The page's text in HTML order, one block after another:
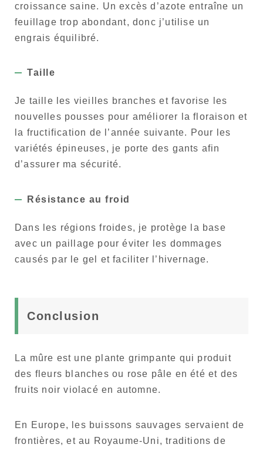
croissance saine. Un excès d’azote entraîne un
feuillage trop abondant, donc j’utilise un
engrais équilibré.
Taille
Je taille les vieilles branches et favorise les
nouvelles pousses pour améliorer la floraison et
la fructification de l’année suivante. Pour les
variétés épineuses, je porte des gants afin
d’assurer ma sécurité.
Résistance au froid
Dans les régions froides, je protège la base
avec un paillage pour éviter les dommages
causés par le gel et faciliter l’hivernage.
Conclusion
La mûre est une plante grimpante qui produit
des fleurs blanches ou rose pâle en été et des
fruits noir violacé en automne.
En Europe, les buissons sauvages servaient de
frontières, et au Royaume-Uni, traditions de